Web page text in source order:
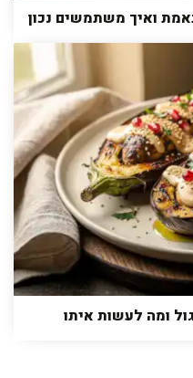
ואיך משתמשים נכון
ומה לעשות איתו